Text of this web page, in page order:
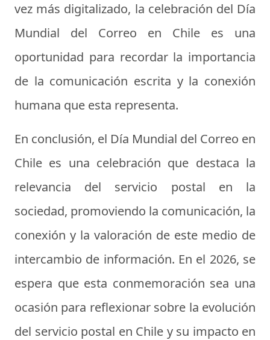
vez más digitalizado, la celebración del Día
Mundial del Correo en Chile es una
oportunidad para recordar la importancia
de la comunicación escrita y la conexión
humana que esta representa.
En conclusión, el Día Mundial del Correo en
Chile es una celebración que destaca la
relevancia del servicio postal en la
sociedad, promoviendo la comunicación, la
conexión y la valoración de este medio de
intercambio de información. En el 2026, se
espera que esta conmemoración sea una
ocasión para reflexionar sobre la evolución
del servicio postal en Chile y su impacto en